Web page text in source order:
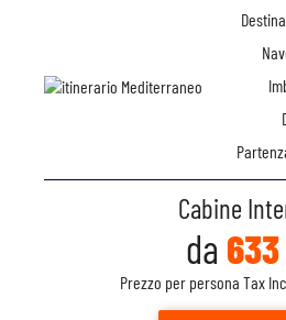
Cabine
da
Prezzo per persona Tax